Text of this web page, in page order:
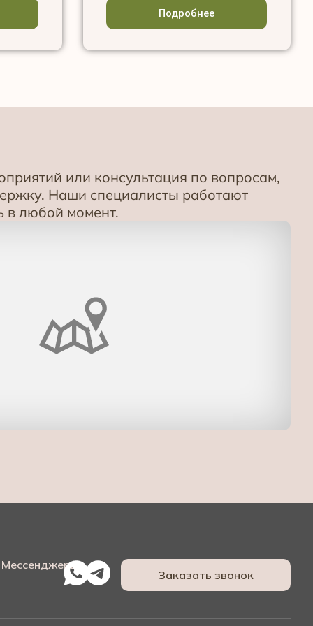
Подробнее
или консультация по вопросам,
Наши специалисты работают
в любой момент.
Мессенджеры:
Заказать звонок